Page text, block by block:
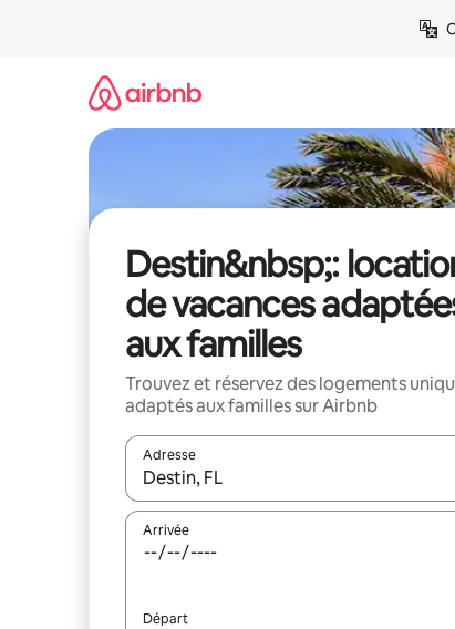
Destin&nbsp;:
de vacances
aux familles
Trouvez et réservez des logements
adaptés aux familles sur Airbnb
Adresse
Lorsque les résultats s'affichent, utilisez
Arrivée
Départ